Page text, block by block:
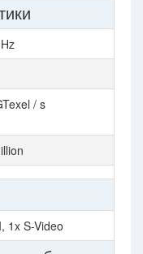
/ s
1x S-Video